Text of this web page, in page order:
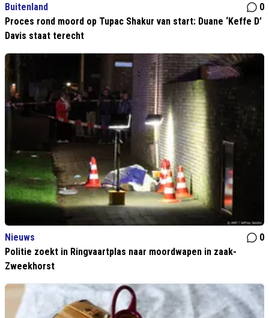
Buitenland
0
Proces rond moord op Tupac Shakur van start: Duane ‘Keffe D’
Davis staat terecht
Nieuws
0
Politie zoekt in Ringvaartplas naar moordwapen in zaak-
Zweekhorst